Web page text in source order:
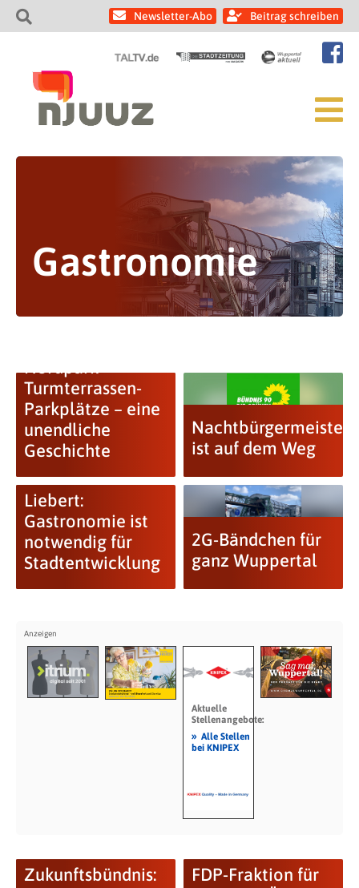
Newsletter-Abo Beitrag schreiben
Gastronomie
Turmterrassen-
Parkplätze – eine
unendliche
Geschichte
ist auf dem Weg
Liebert:
Gastronomie ist
notwendig für
Stadtentwicklung
2G-Bändchen für
ganz Wuppertal
Aktuelle
Stellenangebote:
» Alle Stellen
bei KNIPEX
Zukunftsbündnis:
FDP-Fraktion für